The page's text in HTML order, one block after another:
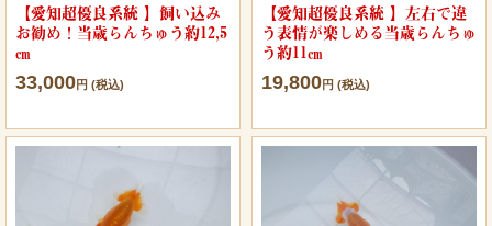
【愛知超優良系統 】飼い込み
お勧め！当歳らんちゅう約12,5
㎝
33,000円 (税込)
【愛知超優良系統 】左右で違
う表情が楽しめる当歳らんちゅ
う約11㎝
19,800円 (税込)